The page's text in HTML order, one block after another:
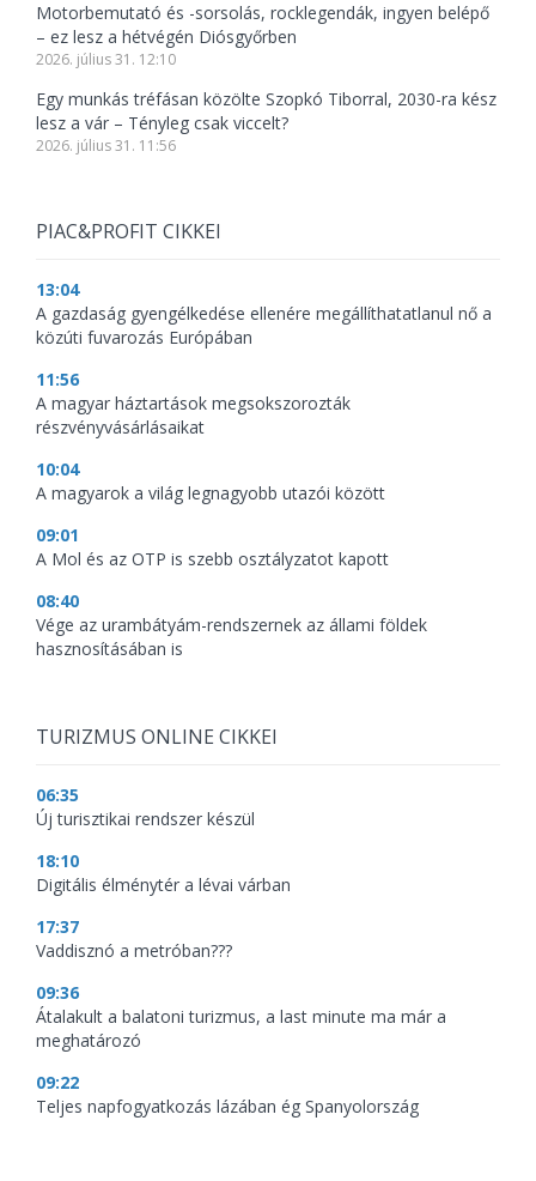
Motorbemutató és -sorsolás, rocklegendák, ingyen belépő
– ez lesz a hétvégén Diósgyőrben
2026. július 31. 12:10
Egy munkás tréfásan közölte Szopkó Tiborral, 2030-ra kész
lesz a vár – Tényleg csak viccelt?
2026. július 31. 11:56
PIAC&PROFIT CIKKEI
13:04
A gazdaság gyengélkedése ellenére megállíthatatlanul nő a
közúti fuvarozás Európában
11:56
A magyar háztartások megsokszorozták
részvényvásárlásaikat
10:04
A magyarok a világ legnagyobb utazói között
09:01
A Mol és az OTP is szebb osztályzatot kapott
08:40
Vége az urambátyám-rendszernek az állami földek
hasznosításában is
TURIZMUS ONLINE CIKKEI
06:35
Új turisztikai rendszer készül
18:10
Digitális élménytér a lévai várban
17:37
Vaddisznó a metróban???
09:36
Átalakult a balatoni turizmus, a last minute ma már a
meghatározó
09:22
Teljes napfogyatkozás lázában ég Spanyolország